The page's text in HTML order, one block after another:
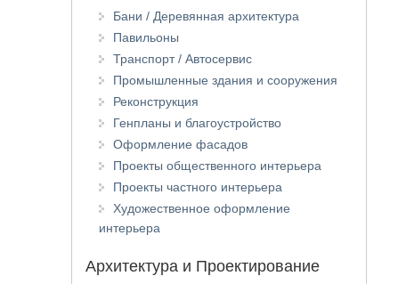
Бани / Деревянная архитектура
Павильоны
Транспорт / Автосервис
Промышленные здания и сооружения
Реконструкция
Генпланы и благоустройство
Оформление фасадов
Проекты общественного интерьера
Проекты частного интерьера
Художественное оформление
интерьера
Архитектура и Проектирование